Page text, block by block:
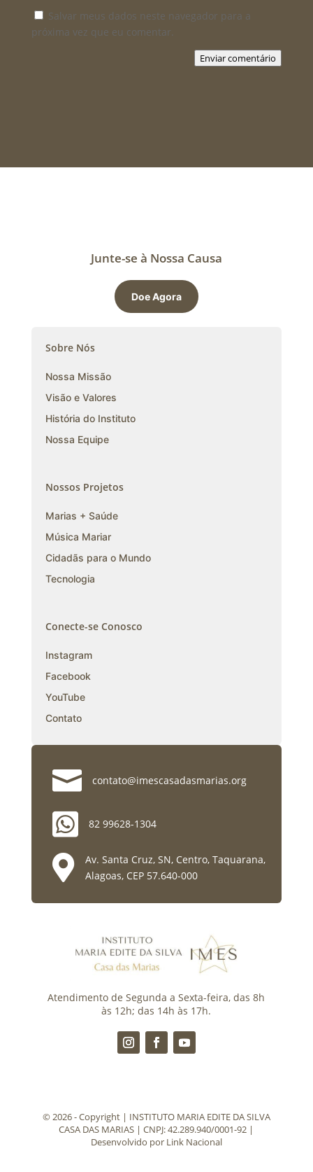
Salvar meus dados neste navegador para a
próxima vez que eu comentar.
Enviar comentário
Junte-se à Nossa Causa
Doe Agora
Sobre Nós
Nossa Missão
Visão e Valores
História do Instituto
Nossa Equipe
Nossos Projetos
Marias + Saúde
Música Mariar
Cidadãs para o Mundo
Tecnologia
Conecte-se Conosco
Instagram
Facebook
YouTube
Contato
 contato@imescasadasmarias.org
 82 99628-1304

Av. Santa Cruz, SN, Centro, Taquarana,
Alagoas, CEP 57.640-000
Atendimento de Segunda a Sexta-feira, das 8h
às 12h; das 14h às 17h.
©️ 2026 - Copyright | INSTITUTO MARIA EDITE DA SILVA
CASA DAS MARIAS | CNPJ: 42.289.940/0001-92 |
Desenvolvido por Link Nacional